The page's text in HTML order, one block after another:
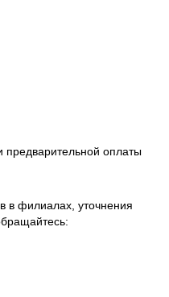
оплаты
в филиалах, уточнения